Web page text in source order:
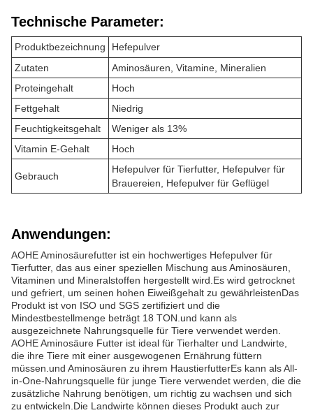
Technische Parameter:
Produktbezeichnung
Hefepulver
Zutaten
Aminosäuren, Vitamine, Mineralien
Proteingehalt
Hoch
Fettgehalt
Niedrig
Feuchtigkeitsgehalt
Weniger als 13%
Vitamin E-Gehalt
Hoch
Gebrauch
Hefepulver für Tierfutter, Hefepulver für
Brauereien, Hefepulver für Geflügel
Anwendungen:
AOHE Aminosäurefutter ist ein hochwertiges Hefepulver für
Tierfutter, das aus einer speziellen Mischung aus Aminosäuren,
Vitaminen und Mineralstoffen hergestellt wird.Es wird getrocknet
und gefriert, um seinen hohen Eiweißgehalt zu gewährleistenDas
Produkt ist von ISO und SGS zertifiziert und die
Mindestbestellmenge beträgt 18 TON.und kann als
ausgezeichnete Nahrungsquelle für Tiere verwendet werden.
AOHE Aminosäure Futter ist ideal für Tierhalter und Landwirte,
die ihre Tiere mit einer ausgewogenen Ernährung füttern
müssen.und Aminosäuren zu ihrem HaustierfutterEs kann als All-
in-One-Nahrungsquelle für junge Tiere verwendet werden, die die
zusätzliche Nahrung benötigen, um richtig zu wachsen und sich
zu entwickeln.Die Landwirte können dieses Produkt auch zur